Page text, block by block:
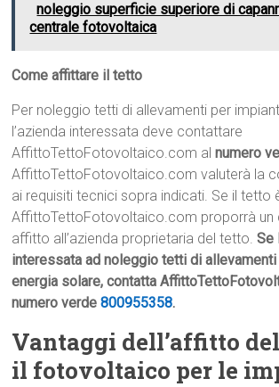
noleggio superficie superiore di
centrale fotovoltaica
Come affittare il tetto
Per noleggio tetti di allevamenti per
l’azienda interessata deve contattare
AffittoTettoFotovoltaico.com alnumero
AffittoTettoFotovoltaico.com valuterà la
ai requisiti tecnici sopra indicati. Se il tetto
AffittoTettoFotovoltaico.com proporrà un
affitto all’azienda proprietaria del tetto.Se
interessata ad noleggio tetti di
energia solare, contatta
numero verde800955358.
Vantaggi dell’affitto
il fotovoltaico per le